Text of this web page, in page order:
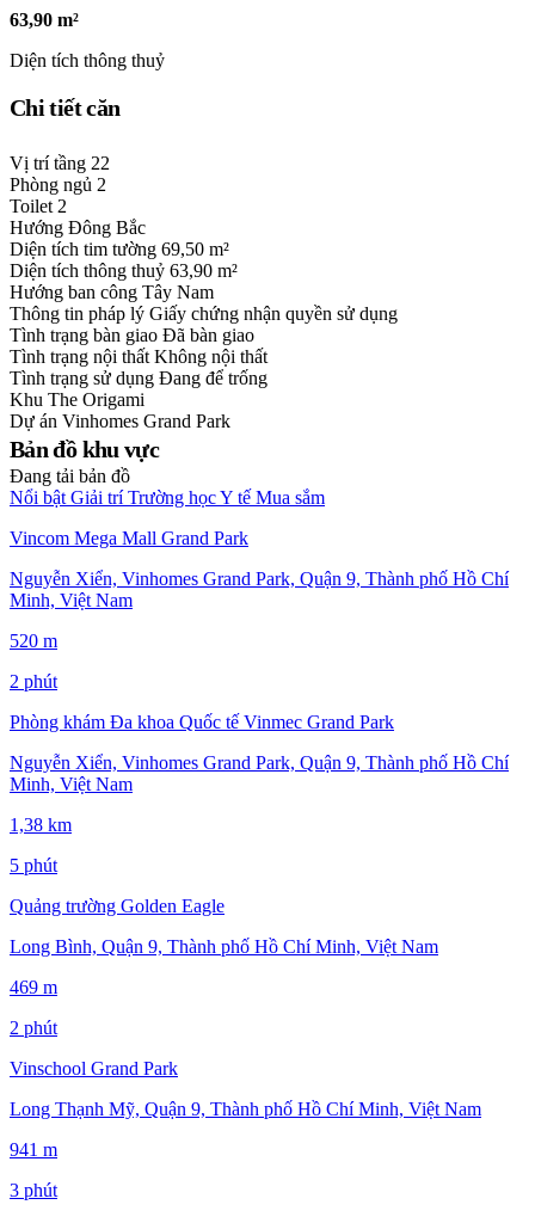
63,90 m²
Diện tích thông thuỷ
Chi tiết căn
Vị trí tầng 22
Phòng ngủ 2
Toilet 2
Hướng Đông Bắc
Diện tích tim tường 69,50 m²
Diện tích thông thuỷ 63,90 m²
Hướng ban công Tây Nam
Thông tin pháp lý Giấy chứng nhận quyền sử dụng
Tình trạng bàn giao Đã bàn giao
Tình trạng nội thất Không nội thất
Tình trạng sử dụng Đang để trống
Khu The Origami
Dự án Vinhomes Grand Park
Bản đồ khu vực
Đang tải bản đồ
Nổi bật Giải trí Trường họcY tế Mua sắm
Vincom Mega Mall Grand Park
Nguyễn Xiển, Vinhomes Grand Park, Quận 9, Thành phố Hồ Chí
Minh, Việt Nam
520 m
2 phút
Phòng khám Đa khoa Quốc tế Vinmec Grand Park
Nguyễn Xiển, Vinhomes Grand Park, Quận 9, Thành phố Hồ Chí
Minh, Việt Nam
1,38 km
5 phút
Quảng trường Golden Eagle
Long Bình, Quận 9, Thành phố Hồ Chí Minh, Việt Nam
469 m
2 phút
Vinschool Grand Park
Long Thạnh Mỹ, Quận 9, Thành phố Hồ Chí Minh, Việt Nam
941 m
3 phút